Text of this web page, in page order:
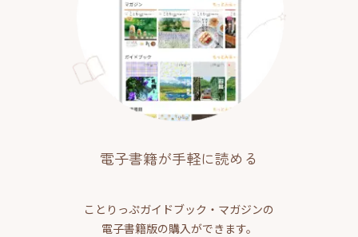
電子書籍が手軽に読める
ことりっぷガイドブック・マガジンの
電子書籍版の購入ができます。